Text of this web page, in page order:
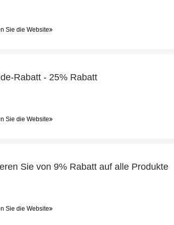
Sie die Website
Rabatt - 25% Rabatt
Sie die Website
Sie von 9% Rabatt auf alle Produkte
Sie die Website